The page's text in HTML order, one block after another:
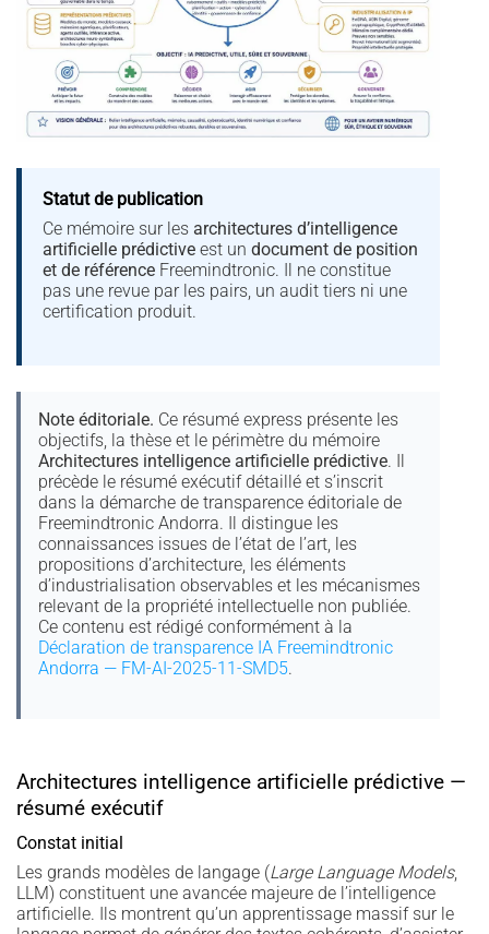
Statut de publication
Ce mémoire sur les architectures d’intelligence
artificielle prédictive est undocument de position
et de référence Freemindtronic. Il ne constitue
pas une revue par les pairs, un audit tiers ni une
certification produit.
Note éditoriale. Ce résumé express présente les
objectifs, la thèse et le périmètre du mémoire
Architectures intelligence artificielle prédictive. Il
précède le résumé exécutif détaillé et s’inscrit
dans la démarche de transparence éditoriale de
Freemindtronic Andorra. Il distingue les
connaissances issues de l’état de l’art, les
propositions d’architecture, les éléments
d’industrialisation observables et les mécanismes
relevant de la propriété intellectuelle non publiée.
Ce contenu est rédigé conformément à la
Déclaration de transparence IA Freemindtronic
Andorra — FM-AI-2025-11-SMD5.
Architectures intelligence artificielle prédictive —
résumé exécutif
Constat initial
Les grands modèles de langage (Large Language Models,
LLM) constituent une avancée majeure de l’intelligence
artificielle. Ils montrent qu’un apprentissage massif sur le